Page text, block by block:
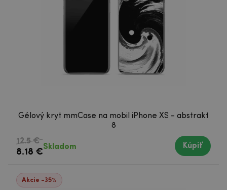
Gélový kryt mmCase na mobil iPhone XS - abstrakt
8
12.5 €
8.18 €
Skladom Kúpiť
Akcie -35%